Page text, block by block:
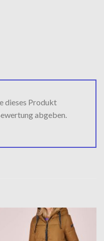
dieses Produkt
abgeben.